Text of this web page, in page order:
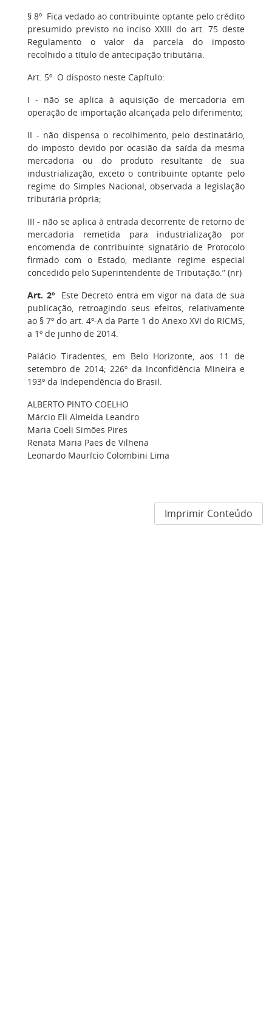
§ 8º Fica vedado ao contribuinte optante pelo crédito
presumido previsto no inciso XXIII do art. 75 deste
Regulamento o valor da parcela do imposto
recolhido a título de antecipação tributária.
Art. 5º O disposto neste Capítulo:
I - não se aplica à aquisição de mercadoria em
operação de importação alcançada pelo diferimento;
II - não dispensa o recolhimento, pelo destinatário,
do imposto devido por ocasião da saída da mesma
mercadoria ou do produto resultante de sua
industrialização, exceto o contribuinte optante pelo
regime do Simples Nacional, observada a legislação
tributária própria;
III - não se aplica à entrada decorrente de retorno de
mercadoria remetida para industrialização por
encomenda de contribuinte signatário de Protocolo
firmado com o Estado, mediante regime especial
concedido pelo Superintendente de Tributação.” (nr)
Art. 2ºEste Decreto entra em vigor na data de sua
publicação, retroagindo seus efeitos, relativamente
ao § 7º do art. 4º-A da Parte 1 do Anexo XVI do RICMS,
a 1º de junho de 2014.
Palácio Tiradentes, em Belo Horizonte, aos 11 de
setembro de 2014; 226º da Inconfidência Mineira e
193º da Independência do Brasil.
ALBERTO PINTO COELHO
Márcio Eli Almeida Leandro
Maria Coeli Simões Pires
Renata Maria Paes de Vilhena
Leonardo Maurício Colombini Lima
Imprimir Conteúdo